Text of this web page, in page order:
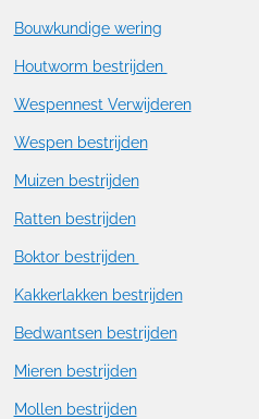
Bouwkundige wering
Houtworm bestrijden
Wespennest Verwijderen
Wespen bestrijden
Muizen bestrijden
Ratten bestrijden
Boktor bestrijden
Kakkerlakken bestrijden
Bedwantsen bestrijden
Mieren bestrijden
Mollen bestrijden